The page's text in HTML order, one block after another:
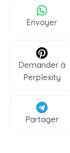
Envoyer
Demander à
Perplexity
Partager